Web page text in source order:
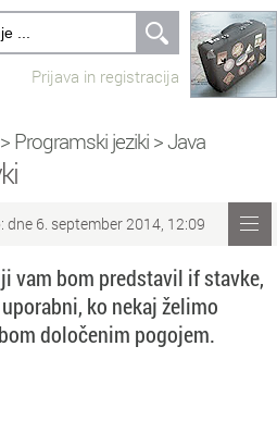
Prijava in registracija
> Programski jeziki >Java
dne 6. september 2014, 12:09
vam bom predstavil if stavke,
ko nekaj želimo
določenim pogojem.